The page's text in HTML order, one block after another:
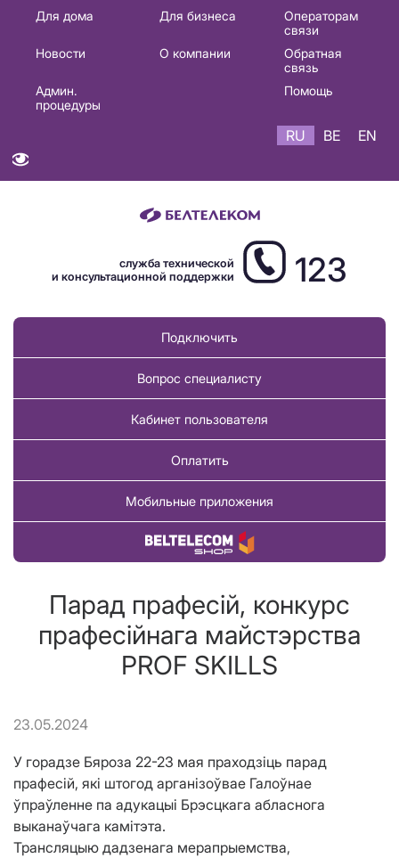
Основная
навигация
Для дома Для бизнеса
Операторам
связи
Новости
О компании
Обратная
связь
Админ.
процедуры
Помощь
RU BE EN
служба технической
и консультационной поддержки
123
Подключить
Вопрос специалисту
Кабинет пользователя
Оплатить
Мобильные приложения
Купить товар
Парад прафесій, конкурс
прафесійнага майстэрства
PROF SKILLS
23.05.2024
У горадзе Бяроза 22-23 мая праходзіць парад
прафесій, які штогод арганізоўвае Галоўнае
ўпраўленне па адукацыі Брэсцкага абласнога
выканаўчага камітэта.
Трансляцыю дадзенага мерапрыемства,